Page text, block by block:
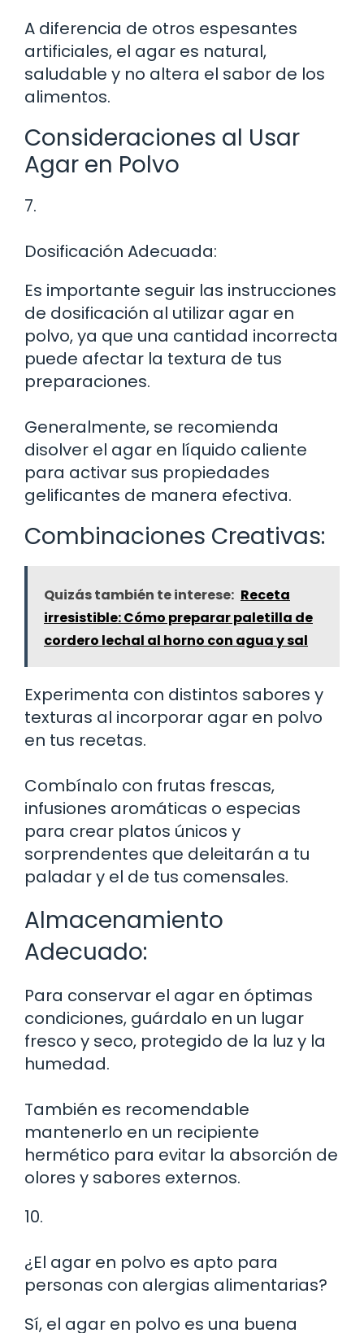
A diferencia de otros espesantes
artificiales, el agar es natural,
saludable y no altera el sabor de los
alimentos.
Consideraciones al Usar
Agar en Polvo
7.
Dosificación Adecuada:
Es importante seguir las instrucciones
de dosificación al utilizar agar en
polvo, ya que una cantidad incorrecta
puede afectar la textura de tus
preparaciones.
Generalmente, se recomienda
disolver el agar en líquido caliente
para activar sus propiedades
gelificantes de manera efectiva.
Combinaciones Creativas:
Quizás también te interese: Receta
irresistible: Cómo preparar paletilla de
cordero lechal al horno con agua y sal
Experimenta con distintos sabores y
texturas al incorporar agar en polvo
en tus recetas.
Combínalo con frutas frescas,
infusiones aromáticas o especias
para crear platos únicos y
sorprendentes que deleitarán a tu
paladar y el de tus comensales.
Almacenamiento
Adecuado:
Para conservar el agar en óptimas
condiciones, guárdalo en un lugar
fresco y seco, protegido de la luz y la
humedad.
También es recomendable
mantenerlo en un recipiente
hermético para evitar la absorción de
olores y sabores externos.
10.
¿El agar en polvo es apto para
personas con alergias alimentarias?
Sí, el agar en polvo es una buena